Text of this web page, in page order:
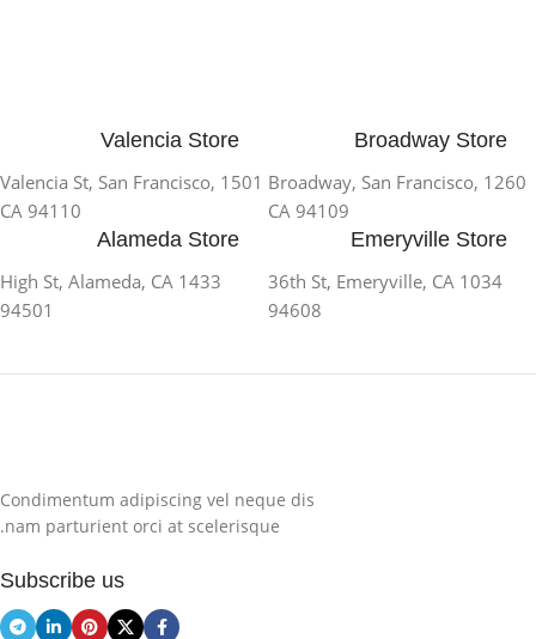
Broadway Store
1260 Broadway, San Francisco,
CA 94109
Valencia Store
1501 Valencia St, San Francisco,
CA 94110
Emeryville Store
1034 36th St, Emeryville, CA
94608
Alameda Store
1433 High St, Alameda, CA
94501
Condimentum adipiscing vel neque dis
nam parturient orci at scelerisque.
Subscribe us